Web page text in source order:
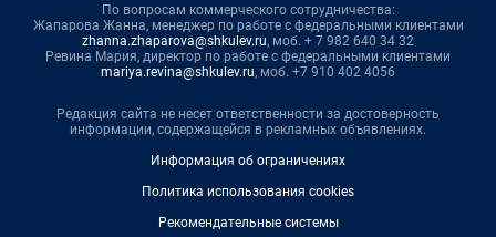
По вопросам коммерческого сотрудничества:
Жапарова Жанна, менеджер по работе с федеральными клиентами
zhanna.zhaparova@shkulev.ru, моб. + 7 982 640 34 32
Ревина Мария, директор по работе с федеральными клиентами
mariya.revina@shkulev.ru, моб. +7 910 402 4056
Редакция сайта не несет ответственности за достоверность
информации, содержащейся в рекламных объявлениях.
Информация об ограничениях
Политика использования cookies
Рекомендательные системы